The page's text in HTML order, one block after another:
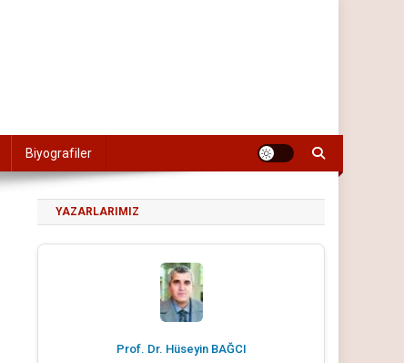
Biyografiler
YAZARLARIMIZ
Prof. Dr. Hüseyin BAĞCI